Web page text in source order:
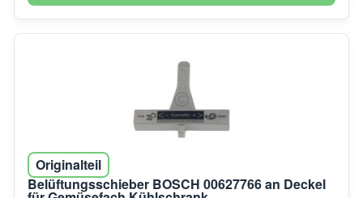
Originalteil
Belüftungsschieber BOSCH 00627766 an Deckel